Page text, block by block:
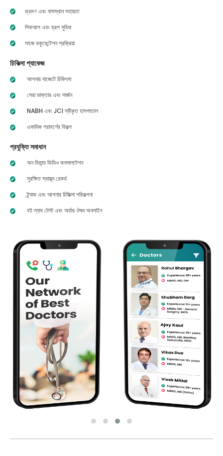
ভ্রমণ এবং বাসস্থান সহায়তা
পিকআপ এবং ড্রপ সুবিধা
সহজ ডকুমেন্টেশন প্রক্রিয়া
চিকিত্সা প্যাকেজ
আপনার বাজেটে চিকিৎসা
সেরা ডাক্তার এবং সার্জন
NABH এবং JCI স্বীকৃত হাসপাতাল
একাধিক পরামর্শের বিকল্প
প্রযুক্তি সমাধান
অন ডিমান্ড ভিডিও কনসালটেশন
সুরক্ষিত স্বাস্থ্য রেকর্ড
ট্র্যাক এবং আপনার চিকিত্সা পরিকল্পনা
বই ল্যাব টেস্ট এবং অর্ডার ঔষধ অনলাইন